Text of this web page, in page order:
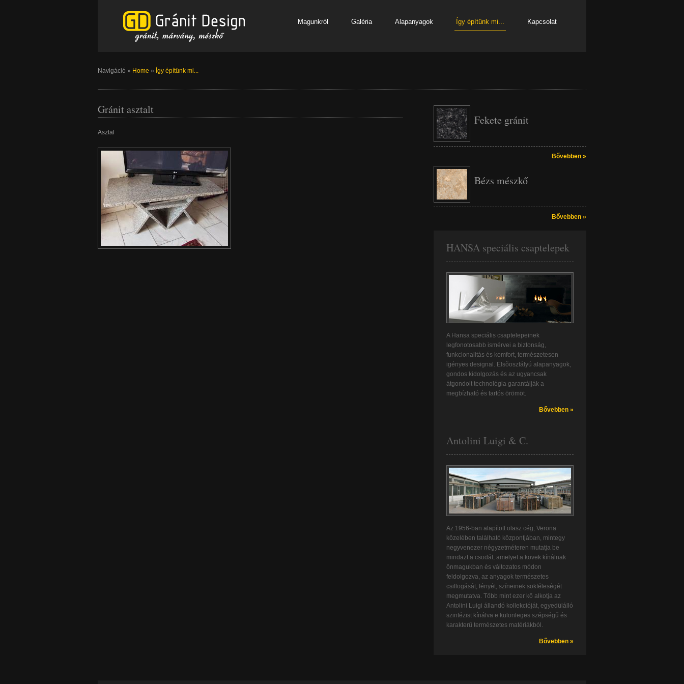
Magunkról Galéria Alapanyagok Így építünk mi... Kapcsolat
Navigáció » Home » Így építünk mi...
Gránit asztalt
Asztal
Fekete gránit
Bővebben »
Bézs mészkő
Bővebben »
HANSA speciális csaptelepek
A Hansa speciális csaptelepeinek
legfonotosabb ismérvei a biztonság,
funkcionalitás és komfort, természetesen
igényes designal. Elsõosztályú alapanyagok,
gondos kidolgozás és az ugyancsak
átgondolt technológia garantálják a
megbízható és tartós örömöt.
Bővebben »
Antolini Luigi & C.
Az 1956-ban alapított olasz cég, Verona
közelében található központjában, mintegy
negyvenezer négyzetméteren mutatja be
mindazt a csodát, amelyet a kövek kínálnak
önmagukban és változatos módon
feldolgozva, az anyagok természetes
csillogását, fényét, színeinek sokféleségét
megmutatva. Több mint ezer kő alkotja az
Antolini Luigi állandó kollekcióját, egyedülálló
szintézist kínálva e különleges szépségű és
karakterű természetes matériákból.
Bővebben »